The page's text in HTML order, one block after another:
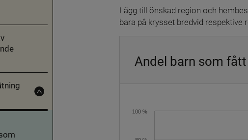
Lägg till önskad region och
bara på krysset bredvid respektive
Andel barn som
100 %
Fäll
Indikatorer,